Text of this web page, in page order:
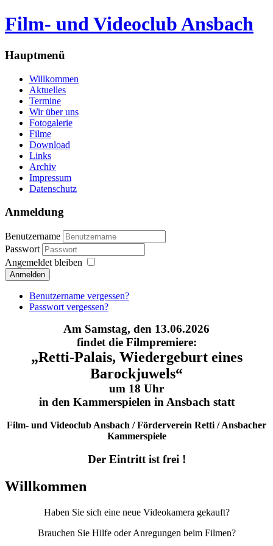
Film- und Videoclub Ansbach
Hauptmenü
Willkommen
Aktuelles
Termine
Wir über uns
Fotogalerie
Filme
Download
Links
Archiv
Impressum
Datenschutz
Anmeldung
Benutzername
Passwort
Angemeldet bleiben
Anmelden
Benutzername vergessen?
Passwort vergessen?
Am Samstag, den 13.06.2026
findet die Filmpremiere:
„Retti-Palais, Wiedergeburt eines
Barockjuwels“
um 18 Uhr
in den Kammerspielen in Ansbach statt
Film- und Videoclub Ansbach / Förderverein Retti / Ansbacher
Kammerspiele
Der Eintritt ist frei !
Willkommen
Haben Sie sich eine neue Videokamera gekauft?
Brauchen Sie Hilfe oder Anregungen beim Filmen?